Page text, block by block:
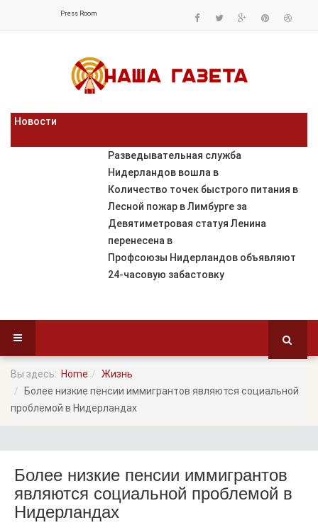
Press Room
Новости
Разведывательная служба
Нидерландов вошла в
Количество точек быстрого питания в
Лесной пожар в Лимбурге за
Девятиметровая статуя Ленина
перенесена в
Профсоюзы Нидерландов объявляют
24-часовую забастовку
Вы здесь: Home
Жизнь
Более низкие пенсии иммигрантов являются социальной
проблемой в Нидерландах
Более низкие пенсии иммигрантов
являются социальной проблемой в
Нидерландах